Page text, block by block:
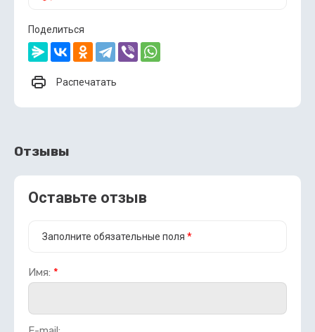
Поделиться
Распечатать
Отзывы
Оставьте отзыв
Заполните обязательные поля *
Имя: *